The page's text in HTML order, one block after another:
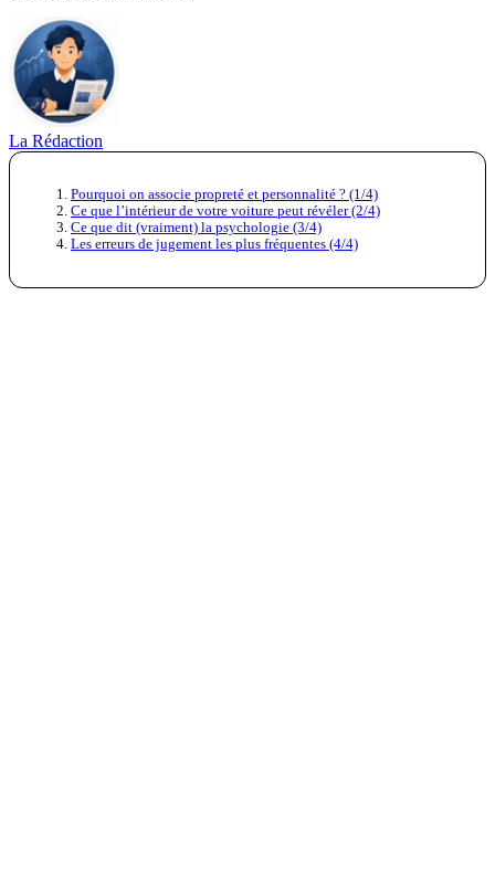
La Rédaction
Pourquoi on associe propreté et personnalité ? (1/4)
Ce que l’intérieur de votre voiture peut révéler (2/4)
Ce que dit (vraiment) la psychologie (3/4)
Les erreurs de jugement les plus fréquentes (4/4)